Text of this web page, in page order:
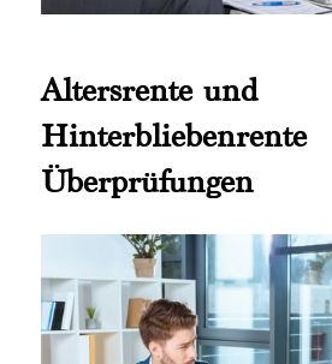
Altersrente und
Hinterbliebenrente
Überprüfungen